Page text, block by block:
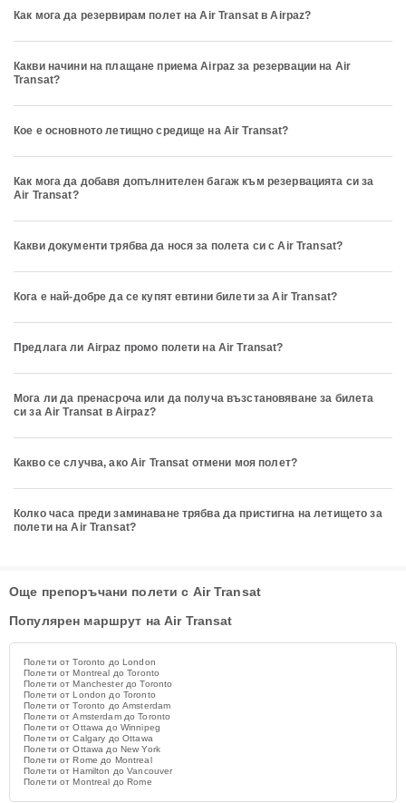
Как мога да резервирам полет на Air Transat в Airpaz?
Какви начини на плащане приема Airpaz за резервации на Air
Transat?
Кое е основното летищно средище на Air Transat?
Как мога да добавя допълнителен багаж към резервацията си за
Air Transat?
Какви документи трябва да нося за полета си с Air Transat?
Кога е най-добре да се купят евтини билети за Air Transat?
Предлага ли Airpaz промо полети на Air Transat?
Мога ли да пренасроча или да получа възстановяване за билета
си за Air Transat в Airpaz?
Какво се случва, ако Air Transat отмени моя полет?
Колко часа преди заминаване трябва да пристигна на летището за
полети на Air Transat?
Още препоръчани полети с Air Transat
Популярен маршрут на Air Transat
Полети от Toronto до London
Полети от Montreal до Toronto
Полети от Manchester до Toronto
Полети от London до Toronto
Полети от Toronto до Amsterdam
Полети от Amsterdam до Toronto
Полети от Ottawa до Winnipeg
Полети от Calgary до Ottawa
Полети от Ottawa до New York
Полети от Rome до Montreal
Полети от Hamilton до Vancouver
Полети от Montreal до Rome